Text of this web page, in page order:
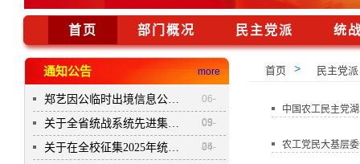
首页 部门概况 民主党派 统
通知公告 more
郑艺因公临时出境信息公开公示表 06-
09
关于全省统战系统先进集体和... 05-
26
关于在全校征集2025年统战理... 04-
首页 > 民主党派
中国农工民主党
农工党民大基层